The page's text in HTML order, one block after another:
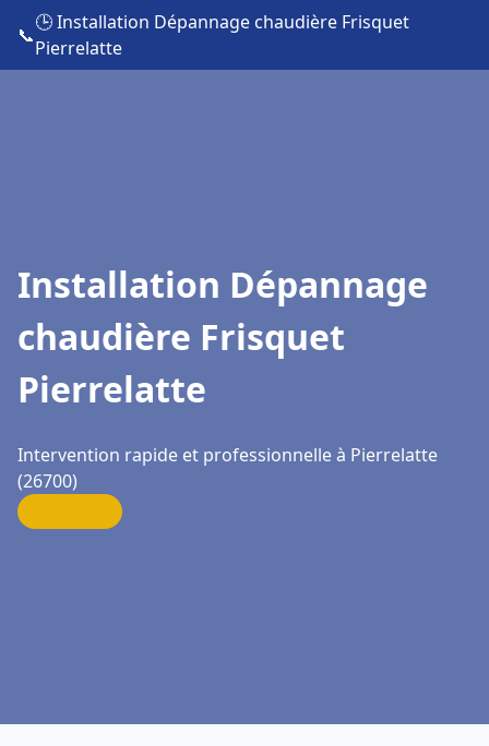
📞
🕒 Installation Dépannage chaudière Frisquet
Pierrelatte
Installation Dépannage
chaudière Frisquet
Pierrelatte
Intervention rapide et professionnelle à Pierrelatte
(26700)